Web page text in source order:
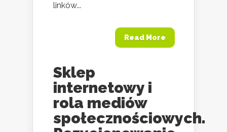
linków...
Read More
Sklep
internetowy i
rola mediów
społecznościowych.